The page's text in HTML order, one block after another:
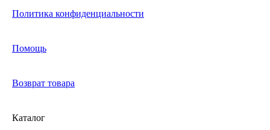
Политика конфиденциальности
Помощь
Возврат товара
Каталог